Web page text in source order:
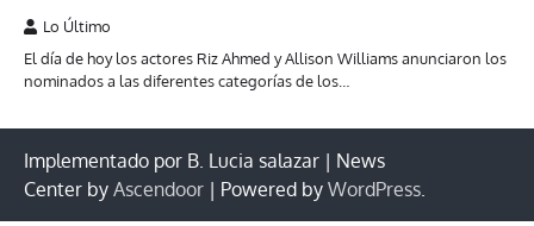
Lo Último
El día de hoy los actores Riz Ahmed y Allison Williams anunciaron los
nominados a las diferentes categorías de los…
Implementado por B. Lucia salazar | News
Center by Ascendoor | Powered by WordPress